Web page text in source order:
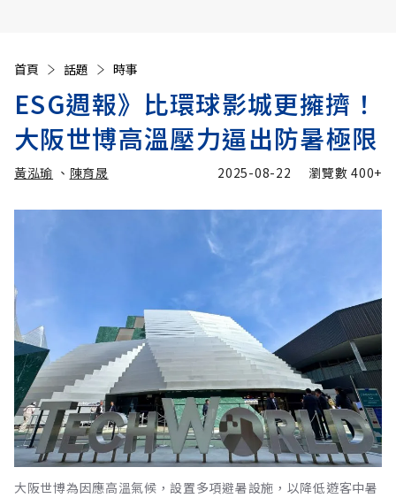
首頁 話題 時事
ESG週報》比環球影城更擁擠！
大阪世博高溫壓力逼出防暑極限
黃泓瑜 、 陳育晟 2025-08-22 瀏覽數400+
大阪世博為因應高溫氣候，設置多項避暑設施，以降低遊客中暑